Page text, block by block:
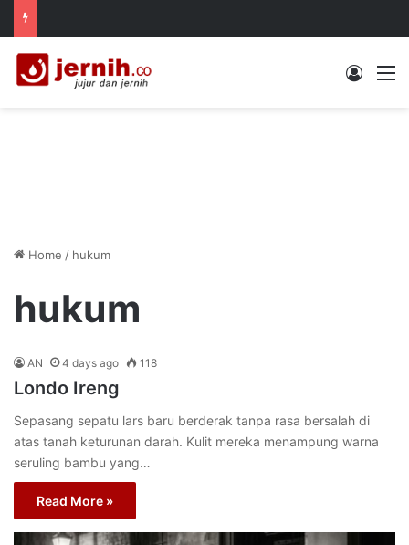
Log In
Home / hukum
hukum
AN 4 days ago 118
Londo Ireng
Sepasang sepatu lars baru berderak tanpa rasa bersalah di
atas tanah keturunan darah. Kulit mereka menampung warna
seruling bambu yang…
Read More »